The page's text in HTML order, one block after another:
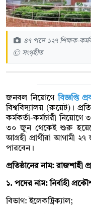
৪৭ পদে ১২৭ শিক্ষক-
© সংগৃহীত
জনবল নিয়োগেবিজ্ঞপ্তি
বিশ্ববিদ্যালয় (রুয়েট)।
কর্মকর্তা-কর্মচারী
৩০ জুন থেকেই শুরু
আগ্রহী প্রার্থীরা আগামী
পারবেন।
প্রতিষ্ঠানের নাম: রাজশাহী
১. পদের নাম: নির্বাহী
বিভাগ: ইলেকট্রিক্যাল;